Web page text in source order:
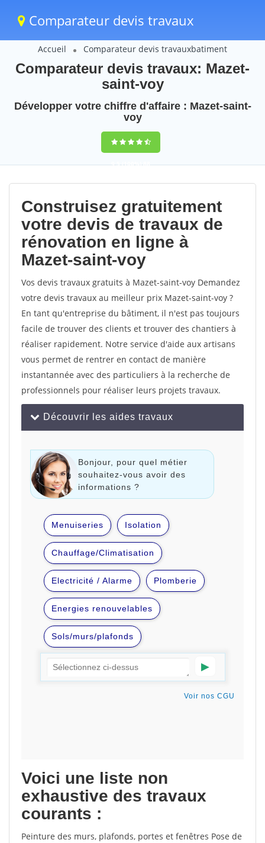
Comparateur devis travaux
Accueil Comparateur devis travauxbatiment
Comparateur devis travaux: Mazet-
saint-voy
Développer votre chiffre d'affaire : Mazet-saint-
voy
9,5(100%)88
votes
Construisez gratuitement
votre devis de travaux de
rénovation en ligne à
Mazet-saint-voy
Vos devis travaux gratuits à Mazet-saint-voy Demandez
votre devis travaux au meilleur prix Mazet-saint-voy ?
En tant qu'entreprise du bâtiment, il n'est pas toujours
facile de trouver des clients et trouver des chantiers à
réaliser rapidement. Notre service d'aide aux artisans
vous permet de rentrer en contact de manière
instantannée avec des particuliers à la recherche de
professionnels pour réaliser leurs projets travaux.
Voici une liste non
exhaustive des travaux
courants :
Peinture des murs, plafonds, portes et fenêtres Pose de